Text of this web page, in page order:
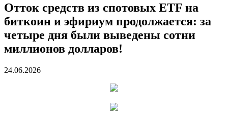
Отток средств из спотовых ETF на
биткоин и эфириум продолжается: за
четыре дня были выведены сотни
миллионов долларов!
24.06.2026